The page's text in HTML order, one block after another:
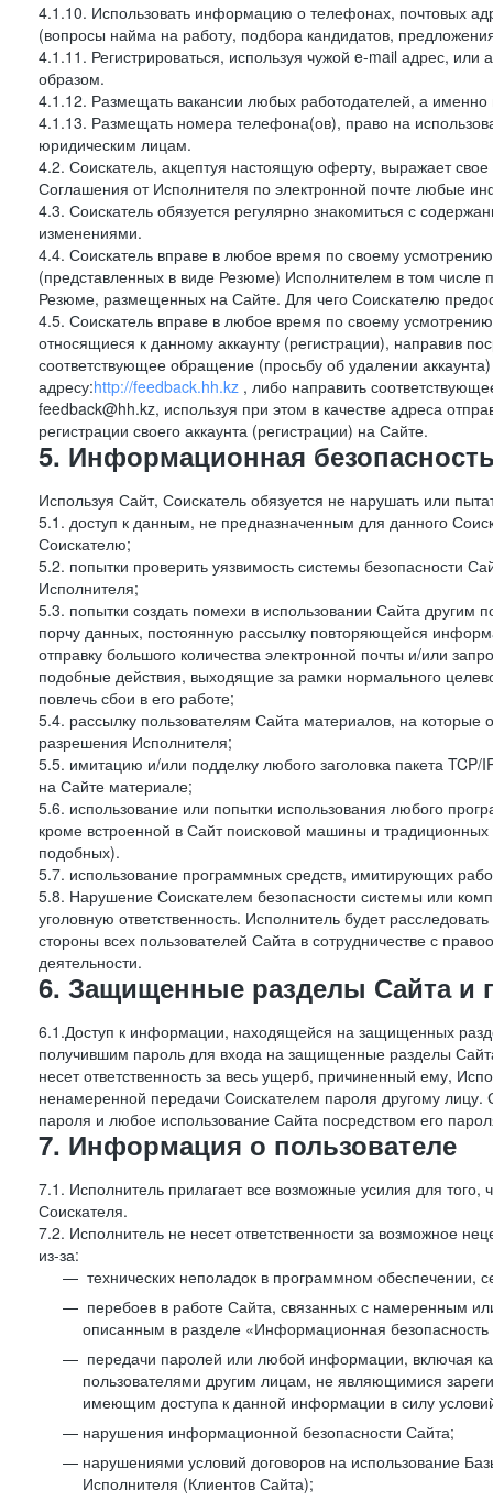
4.1.10. Использовать информацию о телефонах, почтовых
(вопросы найма на работу, подбора кандидатов,
4.1.11. Регистрироваться, используя чужой e-mail адрес,
образом.
4.1.12. Размещать вакансии любых работодателей, а
4.1.13. Размещать номера телефона(ов), право на
юридическим лицам.
4.2. Соискатель, акцептуя настоящую оферту, выражает свое
Соглашения от Исполнителя по электронной почте любые
4.3. Соискатель обязуется регулярно знакомиться с
изменениями.
4.4. Соискатель вправе в любое время по своему
(представленных в виде Резюме) Исполнителем в том числе
Резюме, размещенных на Сайте. Для чего Соискателю
4.5. Соискатель вправе в любое время по своему
относящиеся к данному аккаунту (регистрации), направив
соответствующее обращение (просьбу об удалении
адресу:http://feedback.hh.kz , либо направить
feedback@hh.kz, используя при этом в качестве адреса
регистрации своего аккаунта (регистрации) на Сайте.
5. Информационная
Используя Сайт, Соискатель обязуется не нарушать или
5.1. доступ к данным, не предназначенным для данного
Соискателю;
5.2. попытки проверить уязвимость системы безопасности
Исполнителя;
5.3. попытки создать помехи в использовании Сайта другим
порчу данных, постоянную рассылку повторяющейся
отправку большого количества электронной почты и/или
подобные действия, выходящие за рамки нормального
повлечь сбои в его работе;
5.4. рассылку пользователям Сайта материалов, на
разрешения Исполнителя;
5.5. имитацию и/или подделку любого заголовка пакета
на Сайте материале;
5.6. использование или попытки использования любого
кроме встроенной в Сайт поисковой машины и
подобных).
5.7. использование программных средств, имитирующих
5.8. Нарушение Соискателем безопасности системы или
уголовную ответственность. Исполнитель будет
стороны всех пользователей Сайта в сотрудничестве с
деятельности.
6. Защищенные разделы Сайта и
6.1.Доступ к информации, находящейся на защищенных
получившим пароль для входа на защищенные разделы
несет ответственность за весь ущерб, причиненный ему,
ненамеренной передачи Соискателем пароля другому лицу.
пароля и любое использование Сайта посредством его
7. Информация о пользователе
7.1. Исполнитель прилагает все возможные усилия для
Соискателя.
7.2. Исполнитель не несет ответственности за возможное
из-за:
технических неполадок в программном обеспечении,
перебоев в работе Сайта, связанных с намеренным
описанным в разделе «Информационная
передачи паролей или любой информации, включая
пользователями другим лицам, не являющимися
имеющим доступа к данной информации в силу
нарушения информационной безопасности Сайта;
нарушениями условий договоров на использование
Исполнителя (Клиентов Сайта);